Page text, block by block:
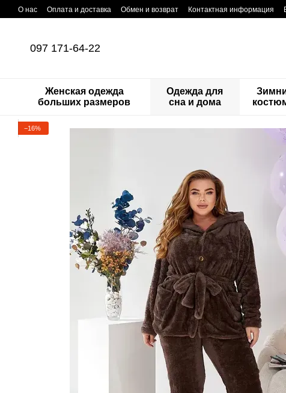
Перейти к основному контенту
О нас Оплата и доставка Обмен и возврат Контактная информация
097 171-64-22
Женская одежда
больших размеров
Одежда для
сна и дома
−16%